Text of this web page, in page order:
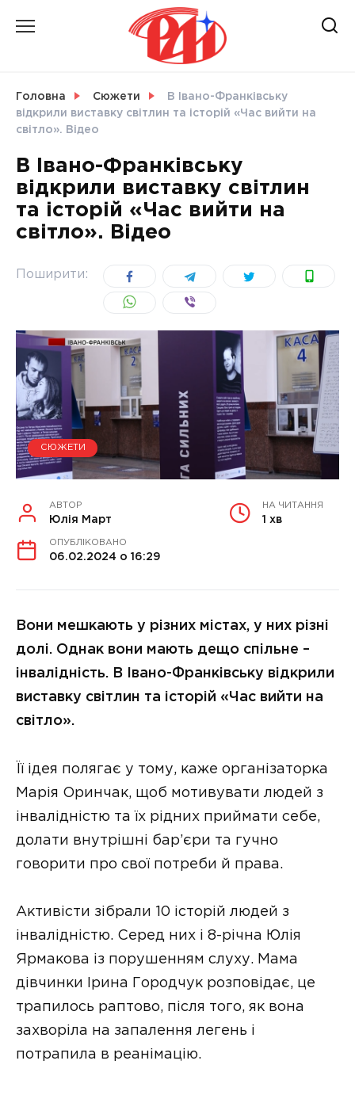
СВІТ
УКРАЇНА
Головна Сюжети
В Івано-Франківську
відкрили виставку світлин та історій «Час вийти на
світло». Відео
В Івано-Франківську
відкрили виставку світлин
та історій «Час вийти на
світло». Відео
Поширити:
СЮЖЕТИ
АВТОР
Юлія Март
НА ЧИТАННЯ
1 хв
ОПУБЛІКОВАНО
06.02.2024 о 16:29
Вони мешкають у різних містах, у них різні
долі. Однак вони мають дещо спільне –
інвалідність. В Івано-Франківську відкрили
виставку світлин та історій «Час вийти на
світло».
Її ідея полягає у тому, каже організаторка
Марія Оринчак, щоб мотивувати людей з
інвалідністю та їх рідних приймати себе,
долати внутрішні бар’єри та гучно
говорити про свої потреби й права.
Активісти зібрали 10 історій людей з
інвалідністю. Серед них і 8-річна Юлія
Ярмакова із порушенням слуху. Мама
дівчинки Ірина Городчук розповідає, це
трапилось раптово, після того, як вона
захворіла на запалення легень і
потрапила в реанімацію.